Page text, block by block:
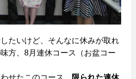
たいけど、そんなに休みが取れ
方、8月連休コース（お盆コー
せたこのコース、
限られた連休